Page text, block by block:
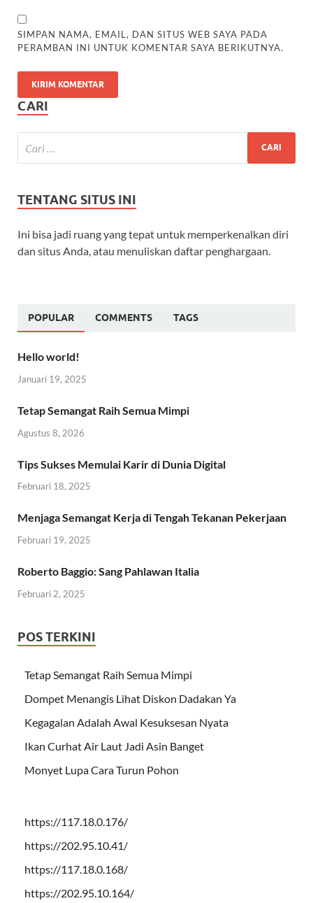
SIMPAN NAMA, EMAIL, DAN SITUS WEB SAYA PADA
PERAMBAN INI UNTUK KOMENTAR SAYA BERIKUTNYA.
CARI
TENTANG SITUS INI
Ini bisa jadi ruang yang tepat untuk memperkenalkan diri
dan situs Anda, atau menuliskan daftar penghargaan.
POPULAR COMMENTS TAGS
Hello world!
Januari 19, 2025
Tetap Semangat Raih Semua Mimpi
Agustus 8, 2026
Tips Sukses Memulai Karir di Dunia Digital
Februari 18, 2025
Menjaga Semangat Kerja di Tengah Tekanan Pekerjaan
Februari 19, 2025
Roberto Baggio: Sang Pahlawan Italia
Februari 2, 2025
POS TERKINI
Tetap Semangat Raih Semua Mimpi
Dompet Menangis Lihat Diskon Dadakan Ya
Kegagalan Adalah Awal Kesuksesan Nyata
Ikan Curhat Air Laut Jadi Asin Banget
Monyet Lupa Cara Turun Pohon
https://117.18.0.176/
https://202.95.10.41/
https://117.18.0.168/
https://202.95.10.164/